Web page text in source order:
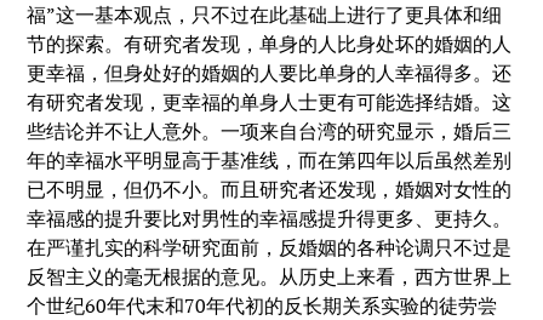
福”这一基本观点，只不过在此基础上进行了更具体和细
节的探索。有研究者发现，单身的人比身处坏的婚姻的人
更幸福，但身处好的婚姻的人要比单身的人幸福得多。还
有研究者发现，更幸福的单身人士更有可能选择结婚。这
些结论并不让人意外。一项来自台湾的研究显示，婚后三
年的幸福水平明显高于基准线，而在第四年以后虽然差别
已不明显，但仍不小。而且研究者还发现，婚姻对女性的
幸福感的提升要比对男性的幸福感提升得更多、更持久。
在严谨扎实的科学研究面前，反婚姻的各种论调只不过是
反智主义的毫无根据的意见。从历史上来看，西方世界上
个世纪60年代末和70年代初的反长期关系实验的徒劳尝